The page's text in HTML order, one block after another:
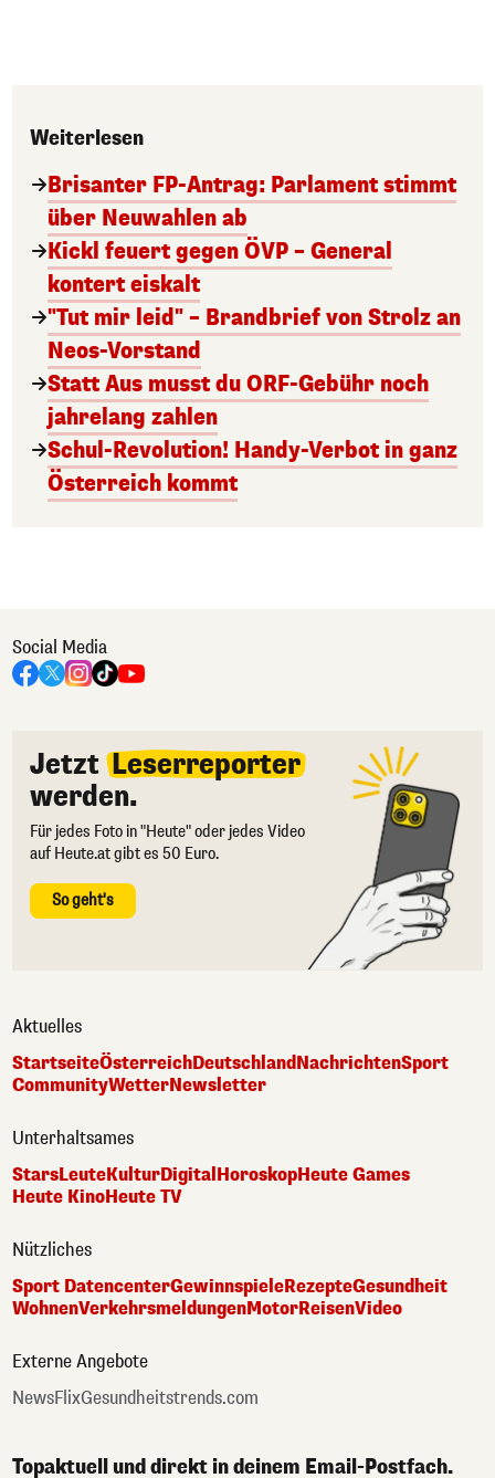
Weiterlesen
Brisanter FP-Antrag: Parlament stimmt
über Neuwahlen ab
Kickl feuert gegen ÖVP – General
kontert eiskalt
"Tut mir leid" – Brandbrief von Strolz an
Neos-Vorstand
Statt Aus musst du ORF-Gebühr noch
jahrelang zahlen
Schul-Revolution! Handy-Verbot in ganz
Österreich kommt
Social Media
Jetzt Leserreporter
werden.
Für jedes Foto in "Heute" oder jedes Video
auf Heute.at gibt es 50 Euro.
So geht's
Aktuelles
StartseiteÖsterreichDeutschlandNachrichtenSport
CommunityWetterNewsletter
Unterhaltsames
StarsLeuteKulturDigital HoroskopHeute Games
Heute KinoHeute TV
Nützliches
Sport DatencenterGewinnspieleRezepteGesundheit
WohnenVerkehrsmeldungenMotorReisenVideo
Externe Angebote
NewsFlixGesundheitstrends.com
Topaktuell und direkt in deinem Email-Postfach.